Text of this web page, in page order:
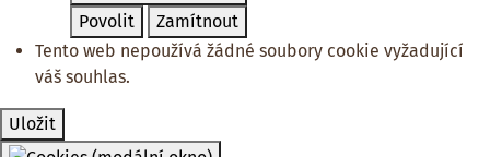
Povolit
Zamítnout
Tento web nepoužívá žádné soubory cookie vyžadující
váš souhlas.
Uložit